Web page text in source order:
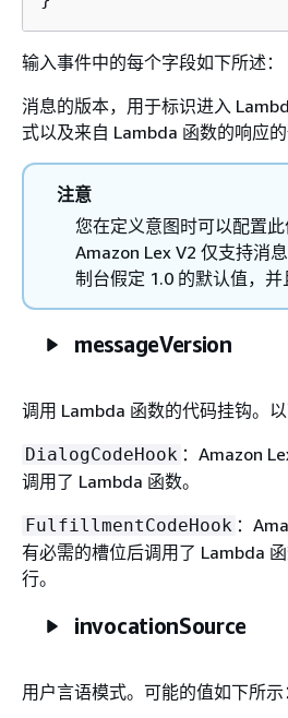
输入事件中的每个字段如下所述：
消息的版本，用于标识进入
式以及来自 Lambda 函数的响应的
注意
您在定义意图时可以配置此
Amazon Lex V2 仅支持消
制台假定 1.0 的默认值，并
messageVersion
调用 Lambda 函数的代码挂钩。以
DialogCodeHook ：Amazon
调用了 Lambda 函数。
FulfillmentCodeHook ：
有必需的槽位后调用了 Lambda
行。
invocationSource
用户言语模式。可能的值如下所示